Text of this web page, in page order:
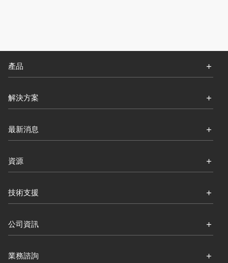
產品
解決方案
最新消息
資源
技術支援
公司資訊
業務諮詢